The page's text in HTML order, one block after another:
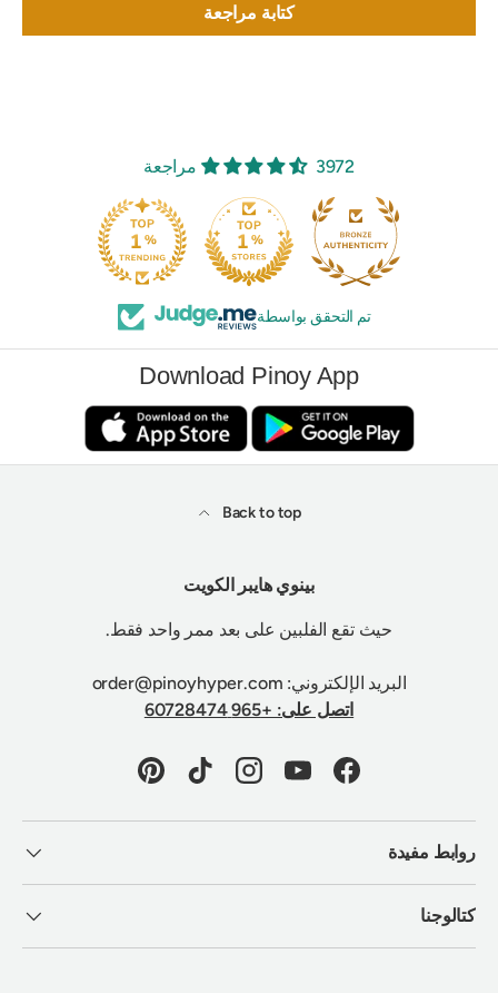
كتابة مراجعة
3972 مراجعة
تم التحقق بواسطة
Download Pinoy App
Back to top
بينوي هايبر الكويت
حيث تقع الفلبين على بعد ممر واحد فقط.
البريد الإلكتروني: order@pinoyhyper.com
اتصل على: +965 60728474
Facebook
YouTube
Instagram
TikTok
Pinterest
روابط مفيدة
كتالوجنا